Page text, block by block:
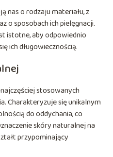
nas o rodzaju materiału, z
o sposobach ich pielęgnacji.
istotne, aby odpowiednio
ich długowiecznością.
stosowanych
Charakteryzuje się unikalnym
do oddychania, co
skóry naturalnej na
przypominający